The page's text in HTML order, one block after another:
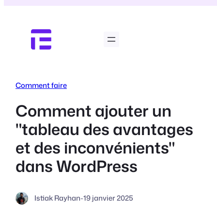
contenu
Comment faire
Comment ajouter un
"tableau des avantages
et des inconvénients"
dans WordPress
Istiak Rayhan-19 janvier 2025